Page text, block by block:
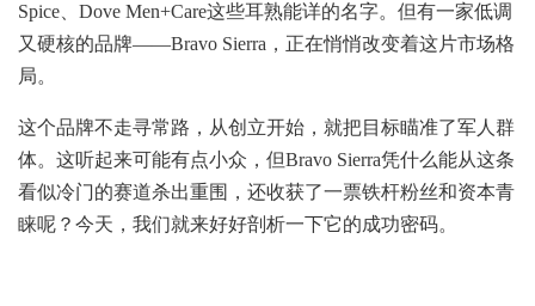
Spice、Dove Men+Care这些耳熟能详的名字。但有一家低调
又硬核的品牌——Bravo Sierra，正在悄悄改变着这片市场格
局。
这个品牌不走寻常路，从创立开始，就把目标瞄准了军人群
体。这听起来可能有点小众，但Bravo Sierra凭什么能从这条
看似冷门的赛道杀出重围，还收获了一票铁杆粉丝和资本青
睐呢？今天，我们就来好好剖析一下它的成功密码。